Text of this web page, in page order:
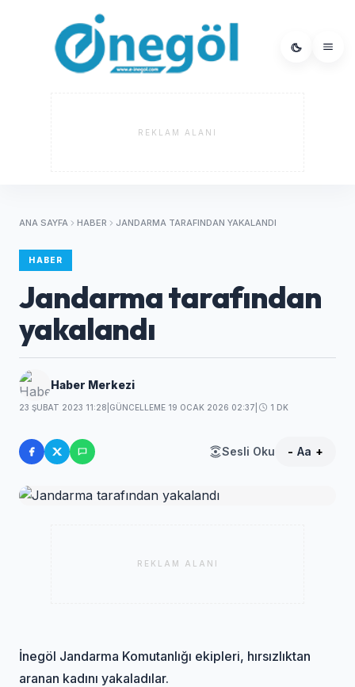
REKLAM ALANI
ANA SAYFA HABER JANDARMA TARAFINDAN YAKALANDI
HABER
Jandarma tarafından
yakalandı
Haber Merkezi
23 ŞUBAT 2023 11:28 GÜNCELLEME 19 OCAK 2026 02:37 1 DK
Sesli Oku - Aa +
REKLAM ALANI
İnegöl Jandarma Komutanlığı ekipleri, hırsızlıktan
aranan kadını yakaladılar.